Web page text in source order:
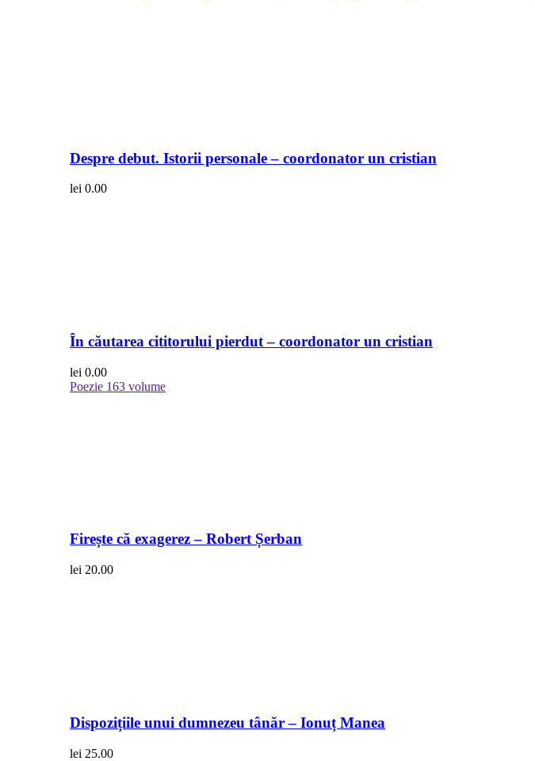
Despre debut. Istorii personale – coordonator un cristian
lei 0.00
În căutarea cititorului pierdut – coordonator un cristian
lei 0.00
Poezie 163 volume
Firește că exagerez – Robert Șerban
lei 20.00
Dispozițiile unui dumnezeu tânăr – Ionuț Manea
lei 25.00